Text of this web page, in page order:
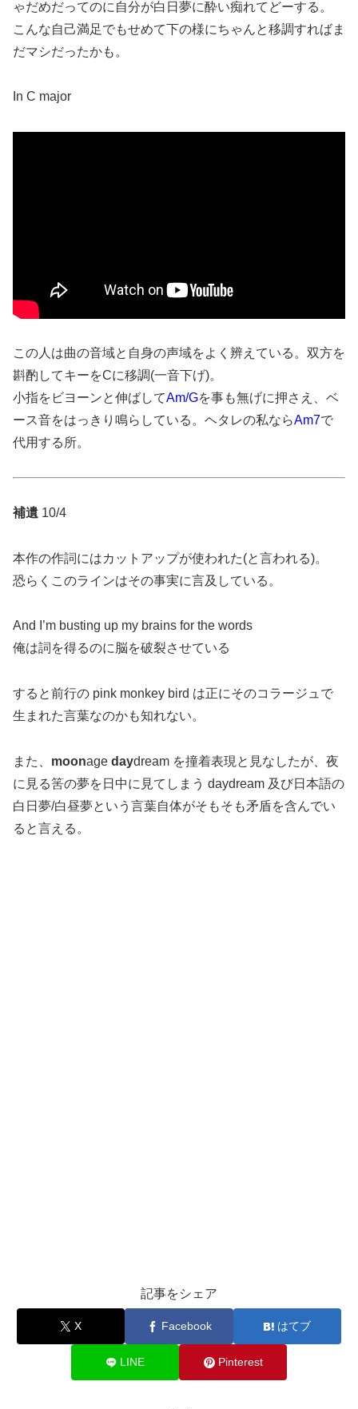
ゃだめだってのに自分が白日夢に酔い痴れてどーする。
こんな自己満足でもせめて下の様にちゃんと移調すればま
だマシだったかも。
In C major
この人は曲の音域と自身の声域をよく辨えている。双方を
斟酌してキーをCに移調(一音下げ)。
小指をビヨーンと伸ばしてAm/Gを事も無げに押さえ、ベ
ース音をはっきり鳴らしている。ヘタレの私ならAm7で
代用する所。
補遺 10/4
本作の作詞にはカットアップが使われた(と言われる)。
恐らくこのラインはその事実に言及している。
And I’m busting up my brains for the words
俺は詞を得るのに脳を破裂させている
すると前行の pink monkey bird は正にそのコラージュで
生まれた言葉なのかも知れない。
また、 moonage daydream を撞着表現と見なしたが、夜
に見る筈の夢を日中に見てしまう daydream 及び日本語の
白日夢/白昼夢という言葉自体がそもそも矛盾を含んでい
ると言える。
記事をシェア
X Facebook はてブ
LINE Pinterest